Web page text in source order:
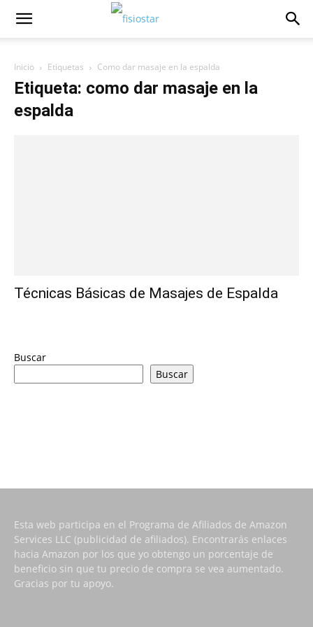
Inicio Etiquetas Como dar masaje en la espalda
Etiqueta: como dar masaje en la
espalda
Técnicas Básicas de Masajes de Espalda
Buscar
Buscar
Esta web participa en el Programa de Afiliados de Amazon
Services LLC (publicidad de afiliados). Encontrarás enlaces
hacia Amazon por los que yo obtengo un porcentaje de
beneficio sin que tu precio de compra se vea aumentado.
Gracias por tu apoyo.